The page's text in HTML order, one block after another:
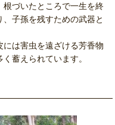
づいたところで一生を終
子孫を残すための武器と
は害虫を遠ざける芳香物
蓄えられています。